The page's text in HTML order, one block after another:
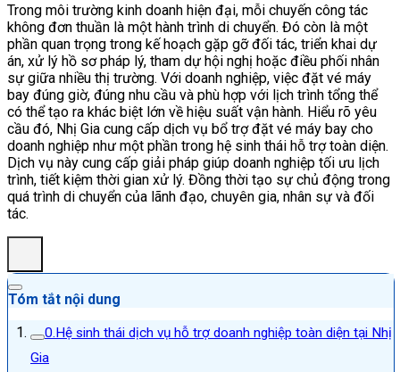
Trong môi trường kinh doanh hiện đại, mỗi chuyến công tác
không đơn thuần là một hành trình di chuyển. Đó còn là một
phần quan trọng trong kế hoạch gặp gỡ đối tác, triển khai dự
án, xử lý hồ sơ pháp lý, tham dự hội nghị hoặc điều phối nhân
sự giữa nhiều thị trường. Với doanh nghiệp, việc đặt vé máy
bay đúng giờ, đúng nhu cầu và phù hợp với lịch trình tổng thể
có thể tạo ra khác biệt lớn về hiệu suất vận hành. Hiểu rõ yêu
cầu đó, Nhị Gia cung cấp dịch vụ bổ trợ đặt vé máy bay cho
doanh nghiệp như một phần trong hệ sinh thái hỗ trợ toàn diện.
Dịch vụ này cung cấp giải pháp giúp doanh nghiệp tối ưu lịch
trình, tiết kiệm thời gian xử lý. Đồng thời tạo sự chủ động trong
quá trình di chuyển của lãnh đạo, chuyên gia, nhân sự và đối
tác.
Tóm tắt nội dung
Hệ sinh thái dịch vụ hỗ trợ doanh nghiệp toàn diện tại Nhị
Gia